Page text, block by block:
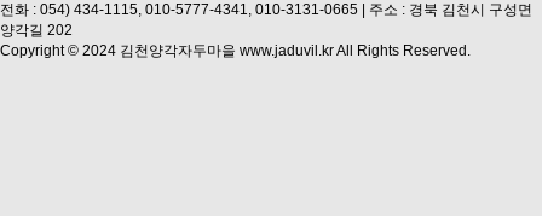
전화 : 054) 434-1115, 010-5777-4341, 010-3131-0665
주소 : 경북 김천시 구성면
양각길 202
Copyright © 2024 김천양각자두마을 www.jaduvil.kr All Rights Reserved.